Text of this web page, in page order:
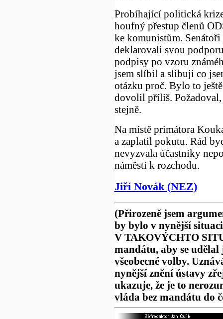
Probíhající politická
houfný přestup členů
ke komunistům.
deklarovali svou
podpisy po vzoru
jsem slíbil a slibuji co
otázku proč. Bylo to
dovolil příliš.
stejně.
Na místě primátora
a zaplatil pokutu. Rád
nevyzvala účastníky
náměstí k rozchodu.
Jiří Novák (NEZ)
(Přirozeně jsem
by bylo v nynější
V TAKOVÝCHTO
mandátu, aby se udělal
všeobecné volby.
nynější znění ústavy
ukazuje, že je to
vláda bez mandátu do